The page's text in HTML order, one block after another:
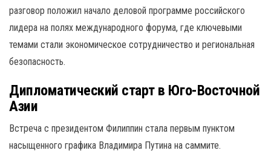
разговор положил начало деловой программе российского
лидера на полях международного форума, где ключевыми
темами стали экономическое сотрудничество и региональная
безопасность.
Дипломатический старт в Юго-Восточной
Азии
Встреча с президентом Филиппин стала первым пунктом
насыщенного графика Владимира Путина на саммите.